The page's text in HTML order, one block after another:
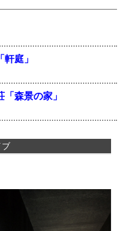
庭」
森景の家」
ブ